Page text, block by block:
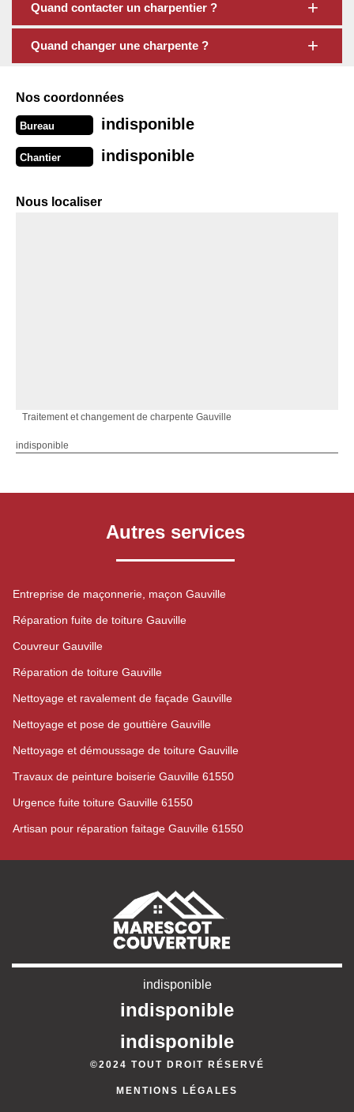
Quand contacter un charpentier ?
Quand changer une charpente ?
Nos coordonnées
Bureau indisponible
Chantier indisponible
Nous localiser
Traitement et changement de charpente Gauville
indisponible
Autres services
Entreprise de maçonnerie, maçon Gauville
Réparation fuite de toiture Gauville
Couvreur Gauville
Réparation de toiture Gauville
Nettoyage et ravalement de façade Gauville
Nettoyage et pose de gouttière Gauville
Nettoyage et démoussage de toiture Gauville
Travaux de peinture boiserie Gauville 61550
Urgence fuite toiture Gauville 61550
Artisan pour réparation faitage Gauville 61550
indisponible
indisponible
indisponible
©2024 TOUT DROIT RÉSERVÉ
MENTIONS LÉGALES